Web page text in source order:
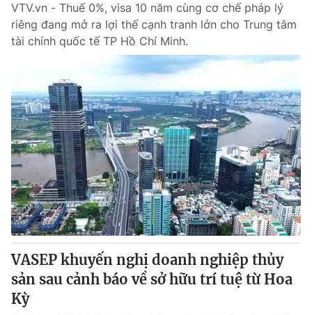
VTV.vn - Thuế 0%, visa 10 năm cùng cơ chế pháp lý
riêng đang mở ra lợi thế cạnh tranh lớn cho Trung tâm
tài chính quốc tế TP Hồ Chí Minh.
VASEP khuyến nghị doanh nghiệp thủy
sản sau cảnh báo về sở hữu trí tuệ từ Hoa
Kỳ